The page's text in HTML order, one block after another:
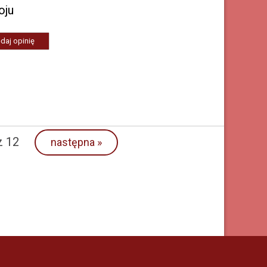
opinię
12 następna »